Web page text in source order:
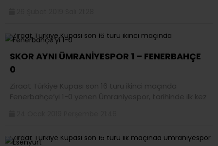
SKOR AYNI ÜMRANİYESPOR 1 – FENERBAHÇE
0
Ziraat Türkiye Kupası son 16 turu ikinci maçında
Fenerbahçe’yi 1-0 yenen Ümraniyespor, tarihinde ilk kez